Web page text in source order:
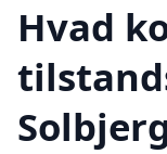
Hvad